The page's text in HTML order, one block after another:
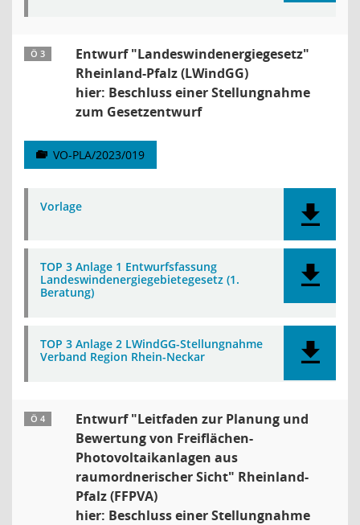
Ö 3
Entwurf "Landeswindenergiegesetz"
Rheinland-Pfalz (LWindGG)
hier: Beschluss einer Stellungnahme
zum Gesetzentwurf
VO-PLA/2023/019
Vorlage
TOP 3 Anlage 1 Entwurfsfassung
Landeswindenergiegebietegesetz (1.
Beratung)
TOP 3 Anlage 2 LWindGG-Stellungnahme
Verband Region Rhein-Neckar
Ö 4
Entwurf "Leitfaden zur Planung und
Bewertung von Freiflächen-
Photovoltaikanlagen aus
raumordnerischer Sicht" Rheinland-
Pfalz (FFPVA)
hier: Beschluss einer Stellungnahme